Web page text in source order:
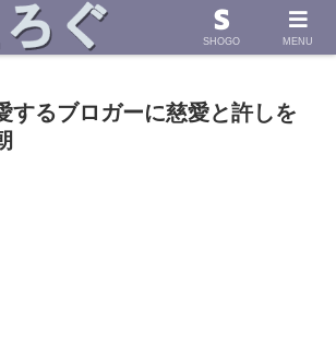
の「うた」に導かれて したためた物語
するブロガーに慈愛と許しを
SHOGO MENU